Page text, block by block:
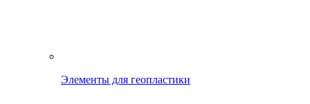
Элементы для геопластики